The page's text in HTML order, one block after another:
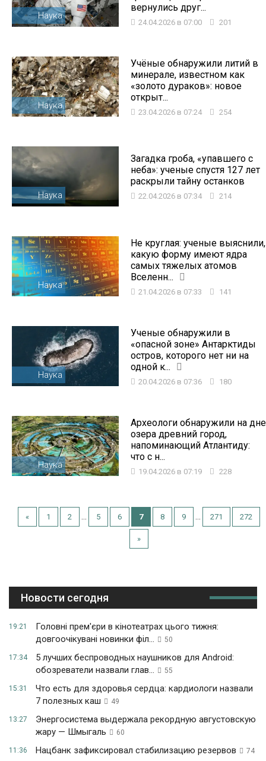
Наука
вернулись друг...
24.04.2026 в 07:00 201
Наука
Учёные обнаружили литий в
минерале, известном как
«золото дураков»: новое
открыт...
23.04.2026 в 07:24 254
Наука
Загадка гроба, «упавшего с
неба»: ученые спустя 127 лет
раскрыли тайну останков
22.04.2026 в 07:34 214
Наука
Не круглая: ученые выяснили,
какую форму имеют ядра
самых тяжелых атомов
Вселенн...
21.04.2026 в 07:33 141
Наука
Ученые обнаружили в
«опасной зоне» Антарктиды
остров, которого нет ни на
одной к...
20.04.2026 в 07:36 180
Наука
Археологи обнаружили на дне
озера древний город,
напоминающий Атлантиду:
что с н...
19.04.2026 в 07:19 228
« 1 2 5 6 7 8 9 271 272
»
Новости сегодня
19:21
Головні прем'єри в кінотеатрах цього тижня:
довгоочікувані новинки філ...
50
17:34
5 лучших беспроводных наушников для Android:
обозреватели назвали глав...
55
15:31
Что есть для здоровья сердца: кардиологи назвали
7 полезных каш
49
13:27
Энергосистема выдержала рекордную августовскую
жару — Шмыгаль
60
11:36 Нацбанк зафиксировал стабилизацию резервов 74